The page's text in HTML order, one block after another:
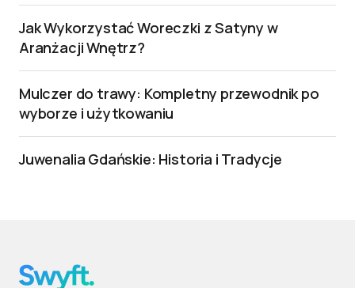
Jak Wykorzystać Woreczki z Satyny w
Aranżacji Wnętrz?
Mulczer do trawy: Kompletny przewodnik po
wyborze i użytkowaniu
Juwenalia Gdańskie: Historia i Tradycje